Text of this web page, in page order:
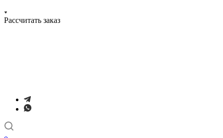
Рассчитать заказ